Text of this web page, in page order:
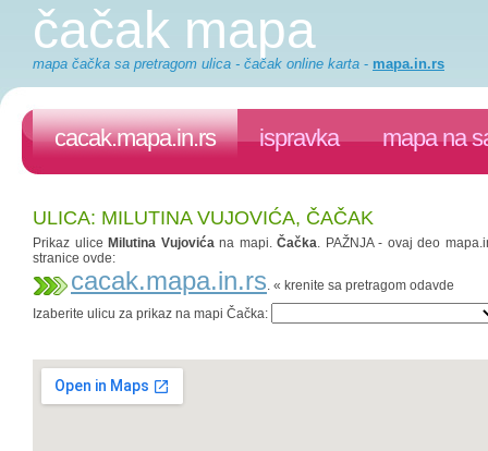
čačak mapa
mapa čačka sa pretragom ulica - čačak online karta - mapa.in.rs
cacak.mapa.in.rs ispravka mapa na
ULICA: MILUTINA VUJOVIĆA, ČAČAK
Prikaz ulice Milutina Vujovićana mapi. Čačka. PAŽNJA - ovaj deo
stranice ovde:
cacak.mapa.in.rs. « krenite sa pretragom odavde
Izaberite ulicu za prikaz na mapi Čačka: